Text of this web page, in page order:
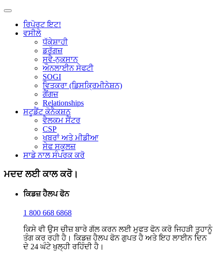
ਰਿਪੋਰਟ ਇਟ!
ਵਸੀਲੇ
ਧੱਕੇਸ਼ਾਹੀ
ਡਰੱਗਜ਼
ਸਵੈ-ਨੁਕਸਾਨ
ਔਨਲਾਈਨ ਸੇਫਟੀ
SOGI
ਵਿਤਕਰਾ (ਡਿਸਕ੍ਰਿਮੀਨੇਸ਼ਨ)
ਗੈਂਗਜ਼
Relationships
ਸਟੂਡੈਂਟ ਕੋਨੈਕਸ਼ਨ
ਵੈਲਕਮ ਸੈਂਟਰ
CSP
ਖਬਰਾਂ ਅਤੇ ਮੀਡੀਆ
ਸੇਫ ਸਕੂਲਜ਼
ਸਾਡੇ ਨਾਲ ਸੰਪਰਕ ਕਰੋ
ਮਦਦ ਲਈ ਕਾਲ ਕਰੋ।
ਕਿਡਜ਼ ਹੈਲਪ ਫੋਨ
1 800 668 6868
ਕਿਸੇ ਵੀ ਉਸ ਚੀਜ਼ ਬਾਰੇ ਗੱਲ ਕਰਨ ਲਈ ਮੁਫਤ ਫੋਨ ਕਰੋ ਜਿਹੜੀ ਤੁਹਾਨੂੰ
ਤੰਗ ਕਰ ਰਹੀ ਹੈ। ਕਿਡਜ਼ ਹੈਲਪ ਫੋਨ ਗੁਪਤ ਹੈ ਅਤੇ ਇਹ ਲਾਈਨ ਦਿਨ
ਦੇ 24 ਘੰਟੇ ਖੁਲ੍ਹੀ ਰਹਿੰਦੀ ਹੈ।